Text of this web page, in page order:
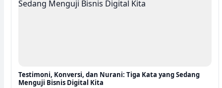
Testimoni, Konversi, dan Nurani: Tiga Kata yang Sedang
Menguji Bisnis Digital Kita